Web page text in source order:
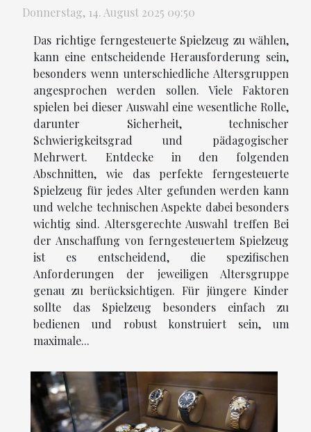
Donnerstag, 14. August 2025 09:50
Das richtige ferngesteuerte Spielzeug zu wählen,
kann eine entscheidende Herausforderung sein,
besonders wenn unterschiedliche Altersgruppen
angesprochen werden sollen. Viele Faktoren
spielen bei dieser Auswahl eine wesentliche Rolle,
darunter Sicherheit, technischer
Schwierigkeitsgrad und pädagogischer
Mehrwert. Entdecke in den folgenden
Abschnitten, wie das perfekte ferngesteuerte
Spielzeug für jedes Alter gefunden werden kann
und welche technischen Aspekte dabei besonders
wichtig sind. Altersgerechte Auswahl treffen Bei
der Anschaffung von ferngesteuertem Spielzeug
ist es entscheidend, die spezifischen
Anforderungen der jeweiligen Altersgruppe
genau zu berücksichtigen. Für jüngere Kinder
sollte das Spielzeug besonders einfach zu
bedienen und robust konstruiert sein, um
maximale...